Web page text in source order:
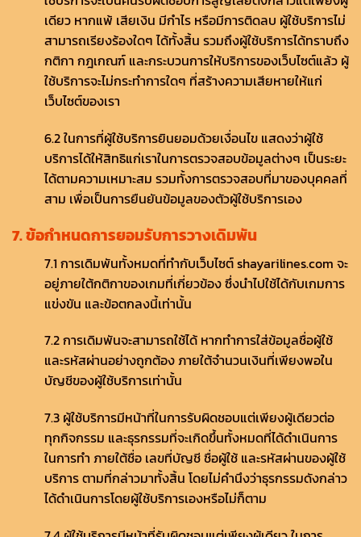
เดียว หากแพ้ เสียเงิน มีกำไร หรือมีการติดลบ ผู้ใช้บริการไม่
สามารถเรียงร้องใดๆ ได้ทั้งสิ้น รวมถึงผู้ใช้บริการได้ทราบถึง
กติกา กฎเกณฑ์ และกระบวนการให้บริการของเว็บไซต์แล้ว ผู้
ใช้บริการจะไม่กระทำการใดๆ ที่สร้างความเสียหายให้แก่
เว็บไซต์ของเรา
6.2 ในการที่ผู้ใช้บริการยินยอมด้วยเงื่อนไข แสดงว่าผู้ใช้
บริการได้ให้สิทธิแก่เราในการตรวจสอบข้อมูลต่างๆ เป็นระยะ
ได้ตามความเหมาะสม รวมทั้งการตรวจสอบที่มาของบุคคลที่
สาม เพื่อเป็นการยืนยันข้อมูลของตัวผู้ใช้บริการเอง
7. ข้อกำหนดการยอมรับการวางเดิมพัน
7.1 การเดิมพันทั้งหมดที่ทำกับเว็บไซต์ shayarilines.com จะ
อยู่ภายใต้กติกาของเกมที่เกี่ยวข้อง ซึ่งนำไปใช้ได้กับเกมการ
แข่งขัน และข้อตกลงนี้เท่านั้น
7.2 การเดิมพันจะสามารถใช้ได้ หากทำการใส่ข้อมูลชื่อผู้ใช้
และรหัสผ่านอย่างถูกต้อง ภายใต้จำนวนเงินที่เพียงพอใน
บัญชีของผู้ใช้บริการเท่านั้น
7.3 ผู้ใช้บริการมีหน้าที่ในการรับผิดชอบแต่เพียงผู้เดียวต่อ
ทุกกิจกรรม และธุรกรรมที่จะเกิดขึ้นทั้งหมดที่ได้ดำเนินการ
ในการทำ ภายใต้ชื่อ เลขที่บัญชี ชื่อผู้ใช้ และรหัสผ่านของผู้ใช้
บริการ ตามที่กล่าวมาทั้งสิ้น โดยไม่คำนึงว่าธุรกรรมดังกล่าว
ได้ดำเนินการโดยผู้ใช้บริการเองหรือไม่ก็ตาม